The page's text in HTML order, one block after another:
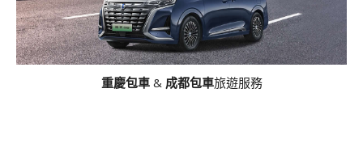
重慶包車& 成都包車旅遊服務